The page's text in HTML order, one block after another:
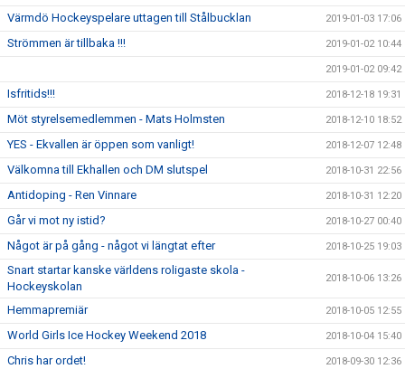
Värmdö Hockeyspelare uttagen till Stålbucklan 2019-01-03 17:06
Strömmen är tillbaka !!! 2019-01-02 10:44
2019-01-02 09:42
Isfritids!!! 2018-12-18 19:31
Möt styrelsemedlemmen - Mats Holmsten 2018-12-10 18:52
YES - Ekvallen är öppen som vanligt! 2018-12-07 12:48
Välkomna till Ekhallen och DM slutspel 2018-10-31 22:56
Antidoping - Ren Vinnare 2018-10-31 12:20
Går vi mot ny istid? 2018-10-27 00:40
Något är på gång - något vi längtat efter 2018-10-25 19:03
Snart startar kanske världens roligaste skola -
Hockeyskolan
2018-10-06 13:26
Hemmapremiär 2018-10-05 12:55
World Girls Ice Hockey Weekend 2018 2018-10-04 15:40
Chris har ordet! 2018-09-30 12:36